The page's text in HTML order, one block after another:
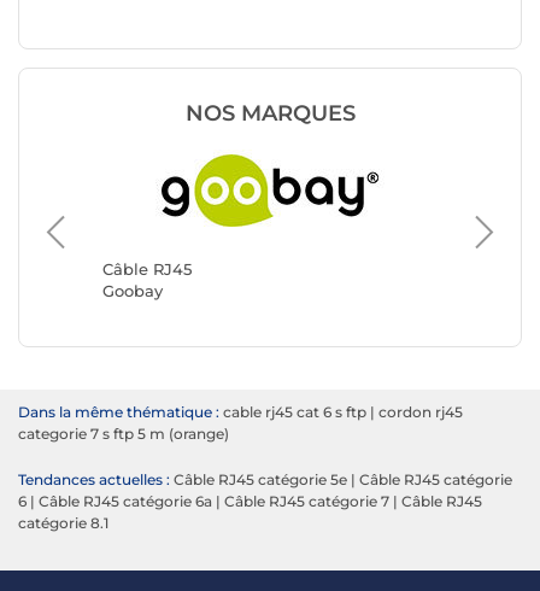
NOS MARQUES
Câble RJ45
Goobay
Dans la même thématique : cable rj45 cat 6 s ftp | cordon rj45
categorie 7 s ftp 5 m (orange)
Tendances actuelles : Câble RJ45 catégorie 5e | Câble RJ45 catégorie
6 | Câble RJ45 catégorie 6a | Câble RJ45 catégorie 7 | Câble RJ45
catégorie 8.1